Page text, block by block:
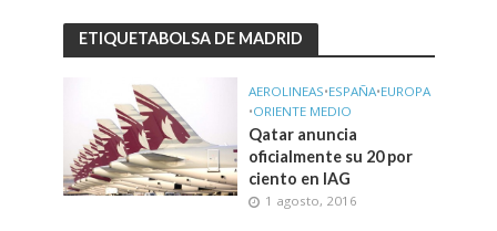
ETIQUETABOLSA DE MADRID
AEROLINEAS•ESPAÑA•EUROPA
•ORIENTE MEDIO
Qatar anuncia
oficialmente su 20 por
ciento en IAG
1 agosto, 2016